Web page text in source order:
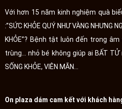
Với hơn 15 năm kinh nghiệm quà
:”SỨC KHỎE QUÝ NHƯ VÀNG NHƯNG
KHỎE”? Bệnh tật luôn đến trong
trùng... nhỏ bé không giúp ai BẤT TỬ
SỐNG KHỎE, VIÊN MÃN...
On plaza dám cam kết với khách